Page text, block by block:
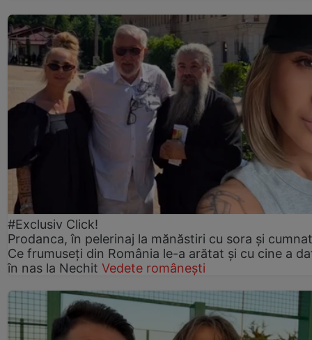
#Exclusiv Click!
Prodanca, în pelerinaj la mănăstiri cu sora și
Ce frumuseți din România le-a arătat și cu cine a
în nas la Nechit Vedete românești